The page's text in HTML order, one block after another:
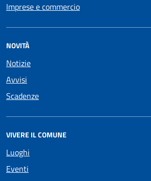
Imprese e commercio
NOVITÀ
Notizie
Avvisi
Scadenze
VIVERE IL COMUNE
Luoghi
Eventi